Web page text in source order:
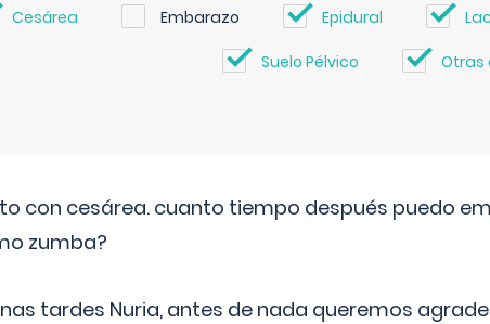
Cesárea Embarazo Epidural
Suelo Pélvico Otras
con cesárea. cuanto tiempo después puedo
zumba?
tardes Nuria, antes de nada queremos